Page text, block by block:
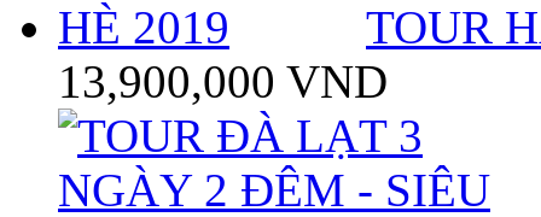
TOUR
13,900,000 VND